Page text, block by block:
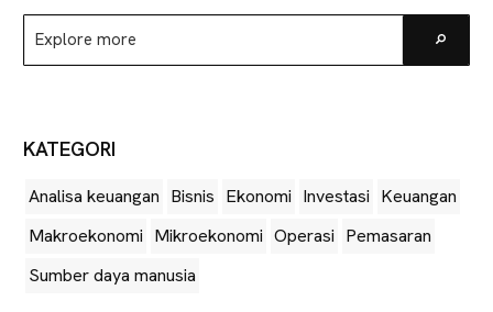
Explore
more
KATEGORI
Analisa keuangan Bisnis Ekonomi Investasi Keuangan
Makroekonomi Mikroekonomi Operasi Pemasaran
Sumber daya manusia